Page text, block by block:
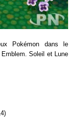
Pokémon dans le
Soleil et Lune